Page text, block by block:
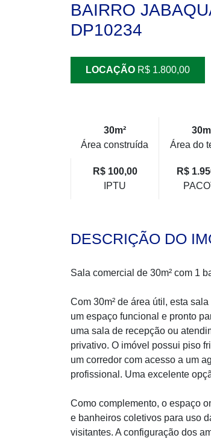
BAIRRO
DP10234
LOCAÇÃO R$ 1.800,00
30m²
Área construída
Área do
R$ 100,00
IPTU
R$
DESCRIÇÃO DO
Sala comercial de 30m² com 1
Com 30m² de área útil, esta
um espaço funcional e pronto
uma sala de recepção ou
privativo. O imóvel possui piso
um corredor com acesso a um
profissional. Uma excelente
Como complemento, o espaço
e banheiros coletivos para uso
visitantes. A configuração dos